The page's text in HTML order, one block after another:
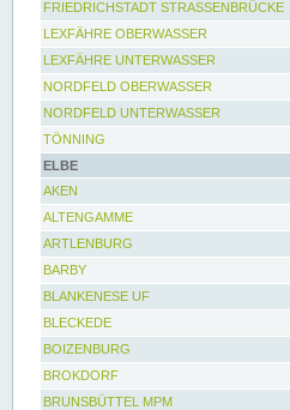
FRIEDRICHSTADT STRASSENBRÜCKE
LEXFÄHRE OBERWASSER
LEXFÄHRE UNTERWASSER
NORDFELD OBERWASSER
NORDFELD UNTERWASSER
TÖNNING
ELBE
AKEN
ALTENGAMME
ARTLENBURG
BARBY
BLANKENESE UF
BLECKEDE
BOIZENBURG
BROKDORF
BRUNSBÜTTEL MPM